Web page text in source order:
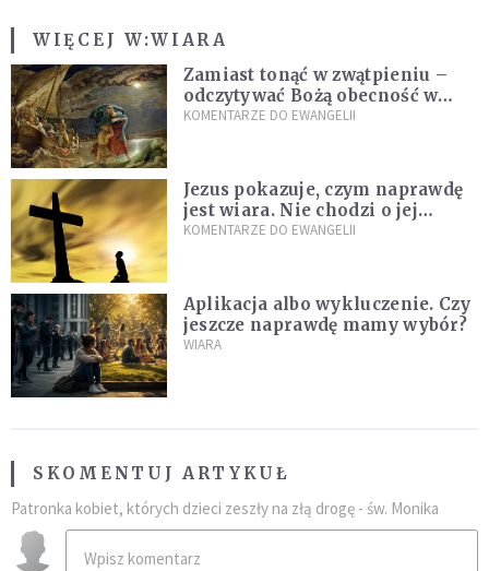
WIĘCEJ W:WIARA
Zamiast tonąć w zwątpieniu –
odczytywać Bożą obecność w
burzach codziennego życia
KOMENTARZE DO EWANGELII
Jezus pokazuje, czym naprawdę
jest wiara. Nie chodzi o jej
wielkość
KOMENTARZE DO EWANGELII
Aplikacja albo wykluczenie. Czy
jeszcze naprawdę mamy wybór?
WIARA
SKOMENTUJ ARTYKUŁ
Patronka kobiet, których dzieci zeszły na złą drogę - św. Monika